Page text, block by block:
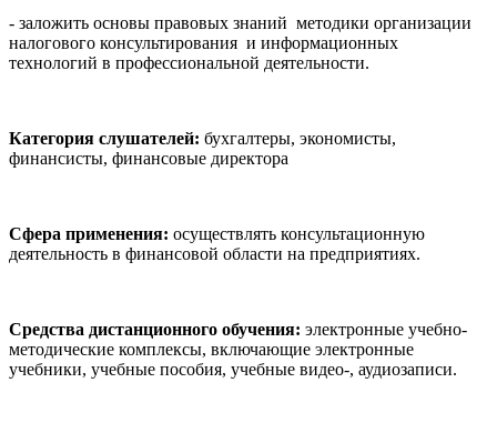
- заложить основы правовых знаний методики организации
налогового консультирования и информационных
технологий в профессиональной деятельности.
Категория слушателей: бухгалтеры, экономисты,
финансисты, финансовые директора
Сфера применения: осуществлять консультационную
деятельность в финансовой области на предприятиях.
Средства дистанционного обучения: электронные учебно-
методические комплексы, включающие электронные
учебники, учебные пособия, учебные видео-, аудиозаписи.